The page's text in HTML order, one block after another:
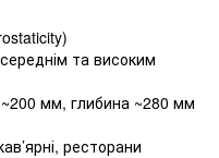
та високим
мм, глибина ~280 мм
ресторани